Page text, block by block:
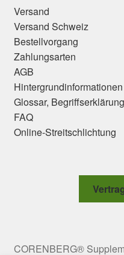
Versand
Versand Schweiz
Bestellvorgang
Zahlungsarten
AGB
Glossar,
FAQ
Online-Streitschlichtung
CORENBERG®